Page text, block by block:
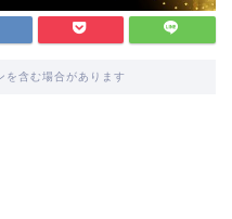
を含む場合があります